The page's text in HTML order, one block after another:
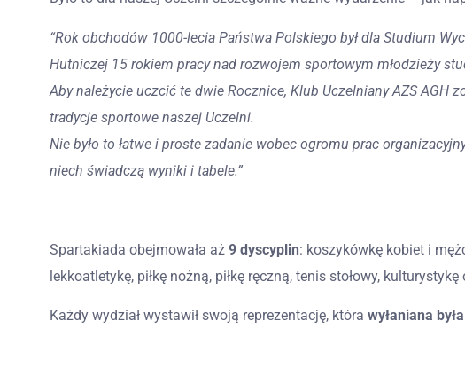
“Rok obchodów 1000-lecia Państwa Polskiego był dla Studium
Hutniczej 15 rokiem pracy nad rozwojem sportowym młodzieży
Aby należycie uczcić te dwie Rocznice, Klub Uczelniany AZS AGH
tradycje sportowe naszej Uczelni.
Nie było to łatwe i proste zadanie wobec ogromu prac
niech świadczą wyniki i tabele.”
Spartakiada obejmowała aż 9 dyscyplin: koszykówkę kobiet i
lekkoatletykę, piłkę nożną, piłkę ręczną, tenis stołowy, kulturystykę
Każdy wydział wystawił swoją reprezentację, która wyłaniana